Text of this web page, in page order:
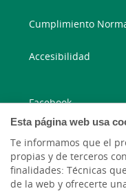
Esta página web usa
Te informamos que el
propias y de terceros
finalidades: Técnicas
de la web y ofrecerte
Cumplimiento
Accesibilidad
Facebook
Twitter